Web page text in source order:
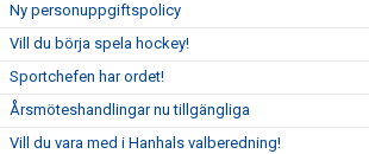
Ny personuppgiftspolicy
Vill du börja spela hockey!
Sportchefen har ordet!
Årsmöteshandlingar nu tillgängliga
Vill du vara med i Hanhals valberedning!